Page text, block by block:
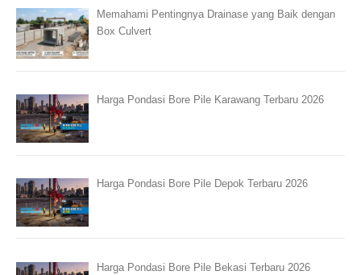
Memahami Pentingnya Drainase yang Baik dengan
Box Culvert
Harga Pondasi Bore Pile Karawang Terbaru 2026
Harga Pondasi Bore Pile Depok Terbaru 2026
Harga Pondasi Bore Pile Bekasi Terbaru 2026